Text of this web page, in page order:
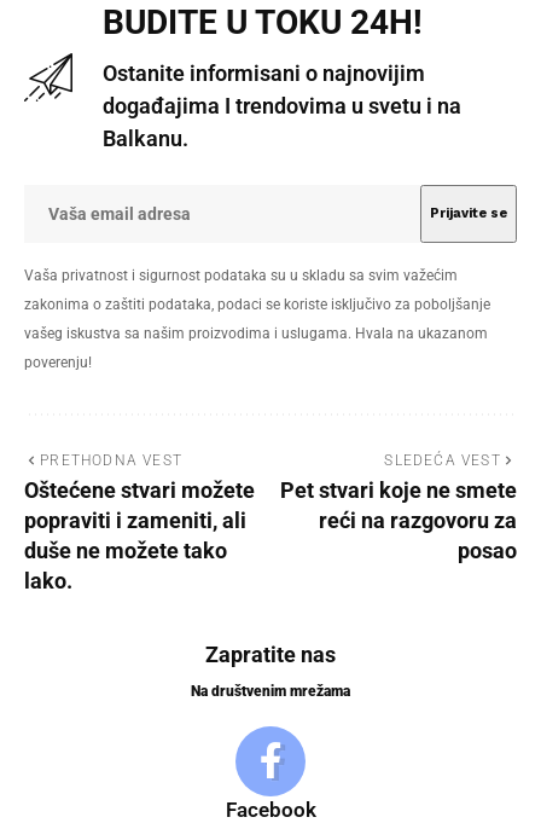
BUDITE U TOKU 24H!
Ostanite informisani o najnovijim
događajima I trendovima u svetu i na
Balkanu.
Vaša privatnost i sigurnost podataka su u skladu sa svim važećim
zakonima o zaštiti podataka, podaci se koriste isključivo za poboljšanje
vašeg iskustva sa našim proizvodima i uslugama. Hvala na ukazanom
poverenju!
PRETHODNA VEST
Oštećene stvari možete
popraviti i zameniti, ali
duše ne možete tako
lako.
SLEDEĆA VEST
Pet stvari koje ne smete
reći na razgovoru za
posao
Zapratite nas
Na društvenim mrežama
Facebook